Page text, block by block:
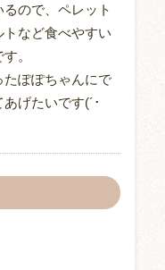
ので、ペレット
など食べやすい
。
ぽぽちゃんにで
げたいです(´･